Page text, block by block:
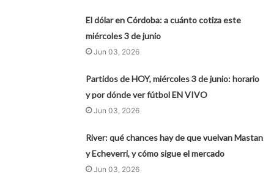
El dólar en Córdoba: a cuánto cotiza este
miércoles 3 de junio
Jun 03, 2026
Partidos de HOY, miércoles 3 de junio: horario
y por dónde ver fútbol EN VIVO
Jun 03, 2026
River: qué chances hay de que vuelvan Mastan
y Echeverri, y cómo sigue el mercado
Jun 03, 2026